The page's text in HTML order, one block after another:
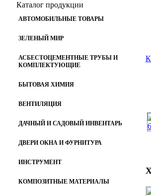
Каталог продукции
АВТОМОБИЛЬНЫЕ ТОВАРЫ
ЗЕЛЕНЫЙ МИР
АСБЕСТОЦЕМЕНТНЫЕ ТРУБЫ И
КОМПЛЕКТУЮЩИЕ
БЫТОВАЯ ХИМИЯ
ВЕНТИЛЯЦИЯ
ДАЧНЫЙ И САДОВЫЙ ИНВЕНТАРЬ
ДВЕРИ ОКНА И ФУРНИТУРА
ИНСТРУМЕНТ
КОМПОЗИТНЫЕ МАТЕРИАЛЫ